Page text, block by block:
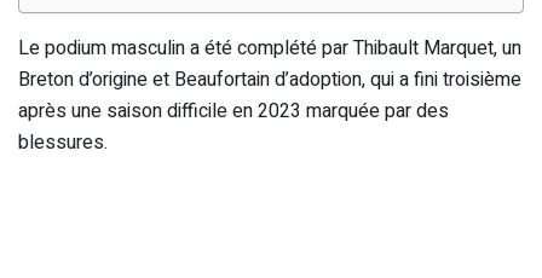
Le podium masculin a été complété par Thibault Marquet, un
Breton d’origine et Beaufortain d’adoption, qui a fini troisième
après une saison difficile en 2023 marquée par des
blessures.